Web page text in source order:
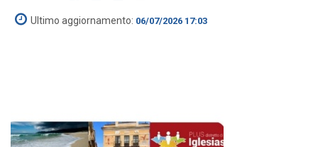
Ultimo aggiornamento: 06/07/2026 17:03